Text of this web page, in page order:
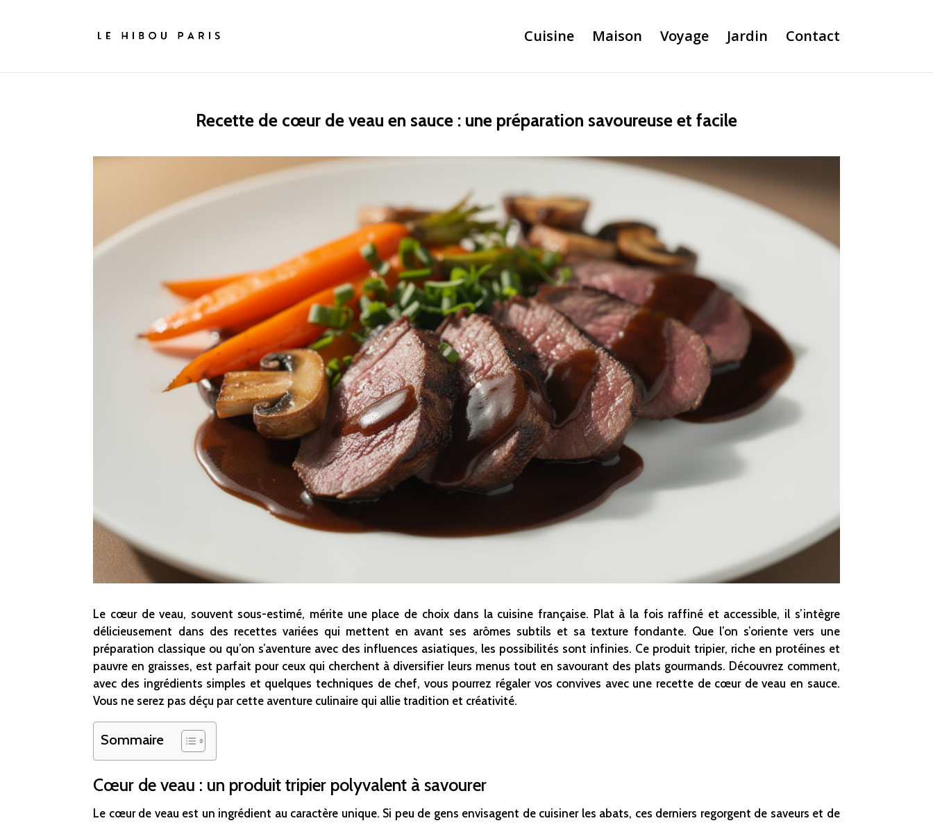
Cuisine Maison Voyage Jardin Contact
Recette de cœur de veau en sauce : une préparation savoureuse et facile
Le cœur de veau, souvent sous-estimé, mérite une place de choix dans la cuisine française. Plat à la fois raffiné et accessible, il s’intègre
délicieusement dans des recettes variées qui mettent en avant ses arômes subtils et sa texture fondante. Que l’on s’oriente vers une
préparation classique ou qu’on s’aventure avec des influences asiatiques, les possibilités sont infinies. Ce produit tripier, riche en protéines et
pauvre en graisses, est parfait pour ceux qui cherchent à diversifier leurs menus tout en savourant des plats gourmands. Découvrez comment,
avec des ingrédients simples et quelques techniques de chef, vous pourrez régaler vos convives avec une recette de cœur de veau en sauce.
Vous ne serez pas déçu par cette aventure culinaire qui allie tradition et créativité.
Sommaire
Cœur de veau : un produit tripier polyvalent à savourer
Le cœur de veau est un ingrédient au caractère unique. Si peu de gens envisagent de cuisiner les abats, ces derniers regorgent de saveurs et de